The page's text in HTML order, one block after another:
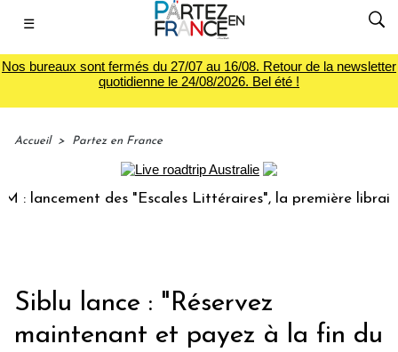
☰
Nos bureaux sont fermés du 27/07 au 16/08. Retour de la newsletter
quotidienne le 24/08/2026. Bel été !
Accueil > Partez en France
des "Escales Littéraires", la première librairie
Siblu lance : "Réservez
maintenant et payez à la fin du